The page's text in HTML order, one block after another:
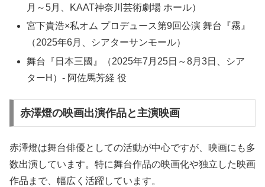
月～5月、KAAT神奈川芸術劇場 ホール）
宮下貴浩×私オム プロデュース第9回公演 舞台『霧』
（2025年6月、シアターサンモール）
舞台『日本三國』（2025年7月25日～8月3日、シア
ターH）- 阿佐馬芳経 役
赤澤燈の映画出演作品と主演映画
赤澤燈は舞台俳優としての活動が中心ですが、映画にも多
数出演しています。特に舞台作品の映画化や独立した映画
作品まで、幅広く活躍しています。